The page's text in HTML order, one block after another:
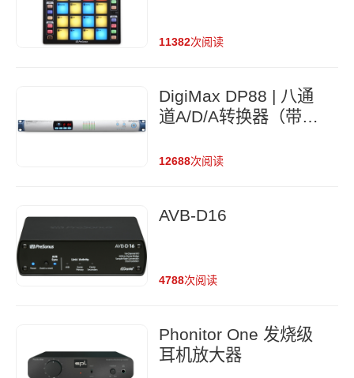
11382次阅读
DigiMax DP88 | 八通
道A/D/A转换器（带遥
12688次阅读
AVB-D16
4788次阅读
Phonitor One 发烧级
耳机放大器